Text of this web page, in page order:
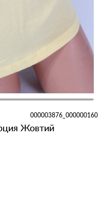
000003876_000000160
Жовтий